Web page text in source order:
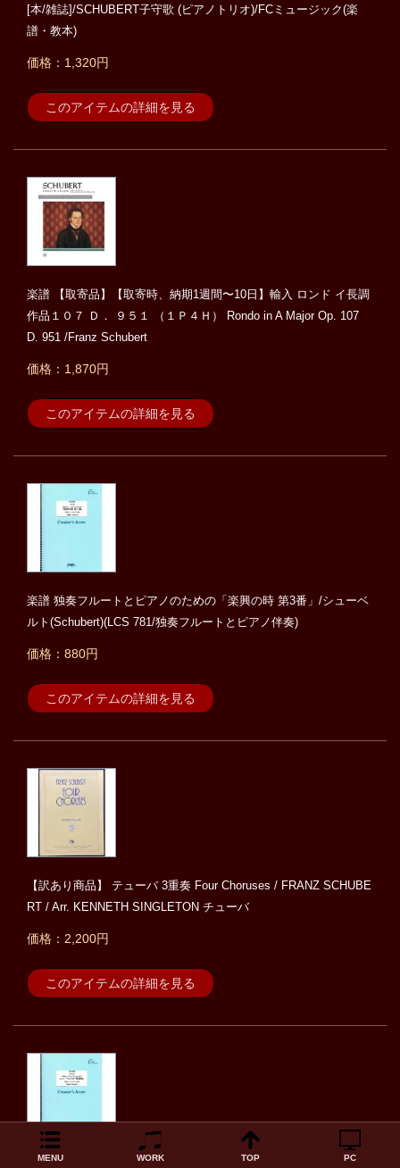
[本/雑誌]/SCHUBERT子守歌 (ピアノトリオ)/FCミュージック(楽
譜・教本)
価格：1,320円
このアイテムの詳細を見る
楽譜 【取寄品】【取寄時、納期1週間〜10日】輸入 ロンド イ長調
作品１０７ Ｄ． ９５１ （１Ｐ４Ｈ） Rondo in A Major Op. 107
D. 951 /Franz Schubert
価格：1,870円
このアイテムの詳細を見る
楽譜 独奏フルートとピアノのための「楽興の時 第3番」/シューベ
ルト(Schubert)(LCS 781/独奏フルートとピアノ伴奏)
価格：880円
このアイテムの詳細を見る
【訳あり商品】 テューバ 3重奏 Four Choruses / FRANZ SCHUBE
RT / Arr. KENNETH SINGLETON チューバ
価格：2,200円
このアイテムの詳細を見る
MENU WORK TOP PC